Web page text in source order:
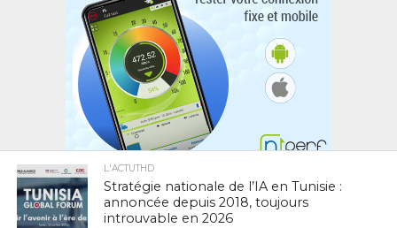
L'ACTUTHD
Stratégie nationale de l’IA en Tunisie :
annoncée depuis 2018, toujours
introuvable en 2026